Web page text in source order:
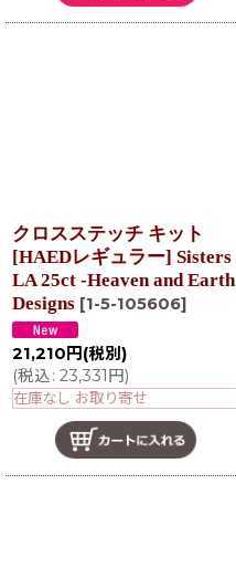
クロスステッチ キット
[HAEDレギュラー] Sisters
LA 25ct -Heaven and Earth
Designs [1-5-105606]
21,210 円 (税別)
(税込: 23,331円)
在庫なし お取り寄せ